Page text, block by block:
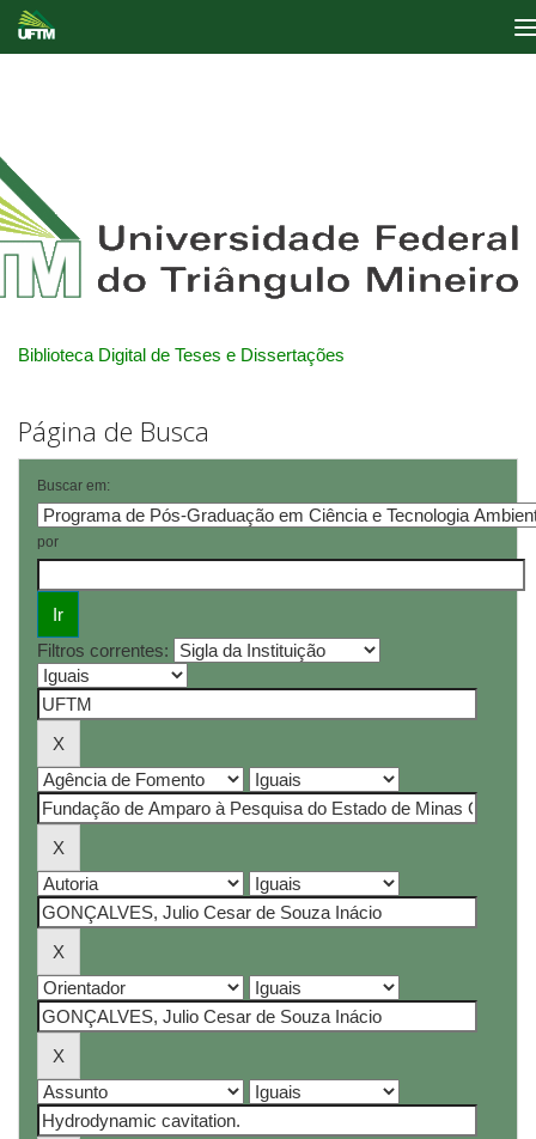
Biblioteca Digital de Teses e Dissertações
Página de Busca
Buscar em:
por
Filtros correntes: